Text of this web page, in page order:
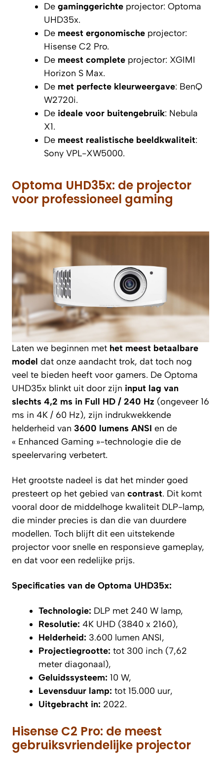
De gaminggerichteprojector: Optoma
UHD35x.
De meest ergonomischeprojector:
Hisense C2 Pro.
De meest completeprojector: XGIMI
Horizon S Max.
De met perfecte kleurweergave: BenQ
W2720i.
De ideale voor buitengebruik: Nebula
X1.
De meest realistische beeldkwaliteit:
Sony VPL-XW5000.
Optoma UHD35x: de projector
voor professioneel gaming
Laten we beginnen met het meest betaalbare
model dat onze aandacht trok, dat toch nog
veel te bieden heeft voor gamers. De Optoma
UHD35x blinkt uit door zijn input lag van
slechts 4,2 ms in Full HD / 240 Hz (ongeveer 16
ms in 4K / 60 Hz), zijn indrukwekkende
helderheid van 3600 lumens ANSI en de
« Enhanced Gaming »-technologie die de
speelervaring verbetert.
Het grootste nadeel is dat het minder goed
presteert op het gebied van contrast. Dit komt
vooral door de middelhoge kwaliteit DLP-lamp,
die minder precies is dan die van duurdere
modellen. Toch blijft dit een uitstekende
projector voor snelle en responsieve gameplay,
en dat voor een redelijke prijs.
Specificaties van de Optoma UHD35x:
Technologie: DLP met 240 W lamp,
Resolutie: 4K UHD (3840 x 2160),
Helderheid: 3.600 lumen ANSI,
Projectiegrootte: tot 300 inch (7,62
meter diagonaal),
Geluidssysteem: 10 W,
Levensduur lamp: tot 15.000 uur,
Uitgebracht in: 2022.
Hisense C2 Pro: de meest
gebruiksvriendelijke projector